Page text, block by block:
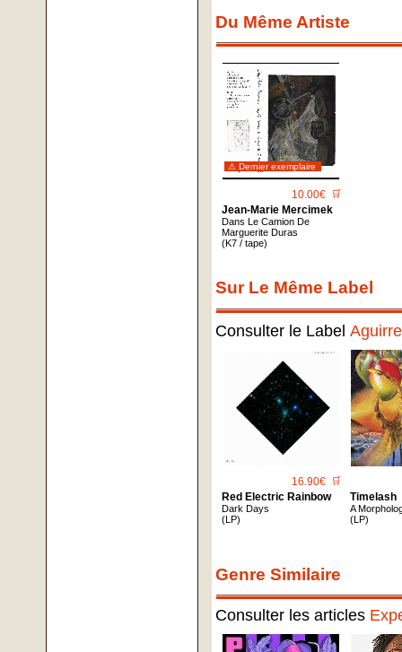
Du Même Artiste
⚠ Dernier exemplaire
10.00€ 🛒
Jean-Marie Mercimek
Dans Le Camion De
Marguerite Duras
(K7 / tape)
Sur Le Même Label
Consulter le LabelAguirre
16.90€ 🛒
Red Electric Rainbow
Dark Days
(LP)
Timelash
A
(LP)
Genre Similaire
Consulter les articles